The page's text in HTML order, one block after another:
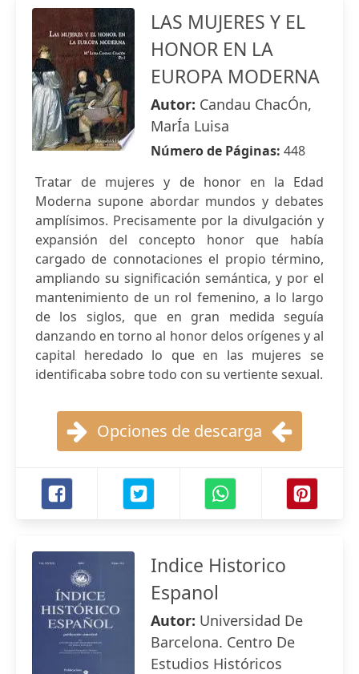
LAS MUJERES Y EL
HONOR EN LA
EUROPA MODERNA
Autor: Candau ChacÓn,
MarÍa Luisa
Número de Páginas: 448
Tratar de mujeres y de honor en la Edad
Moderna supone abordar mundos y debates
amplísimos. Precisamente por la divulgación y
expansión del concepto honor que había
cargado de connotaciones el propio término,
ampliando su significación semántica, y por el
mantenimiento de un rol femenino, a lo largo
de los siglos, que en gran medida seguía
danzando en torno al honor delos orígenes y al
capital heredado lo que en las mujeres se
identificaba sobre todo con su vertiente sexual.
Opciones de descarga
Indice Historico
Espanol
Autor: Universidad De
Barcelona. Centro De
Estudios Históricos